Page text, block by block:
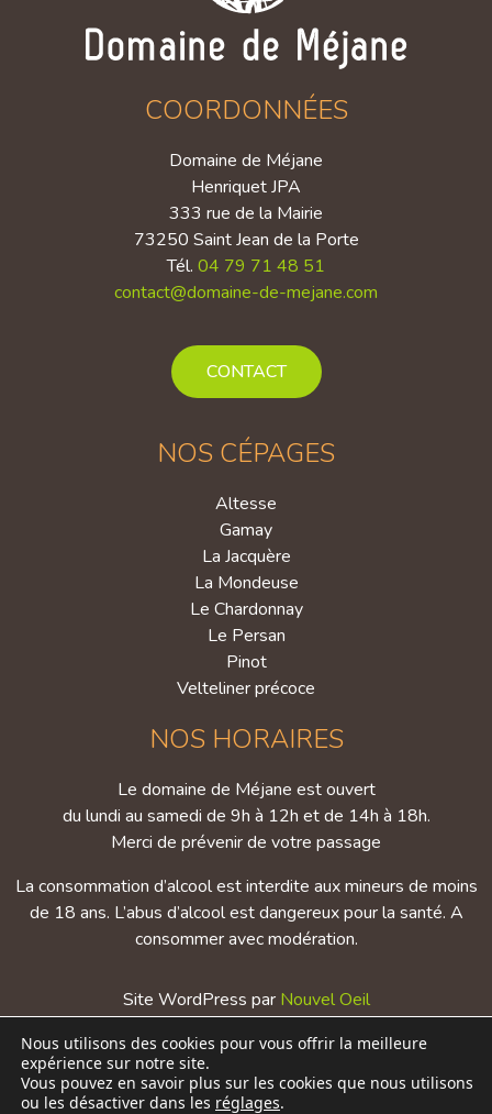
Nous utilisons des cookies pour vous offrir la meilleure
expérience sur notre site.
Vous pouvez en savoir plus sur les cookies que nous utilisons
ou les désactiver dans les réglages.
COORDONNÉES
Domaine de Méjane
Henriquet JPA
333 rue de la Mairie
73250 Saint Jean de la Porte
Tél. 04 79 71 48 51
contact@domaine-de-mejane.com
CONTACT
NOS CÉPAGES
Altesse
Gamay
La Jacquère
La Mondeuse
Le Chardonnay
Le Persan
Pinot
Velteliner précoce
NOS HORAIRES
Le domaine de Méjane est ouvert
du lundi au samedi de 9h à 12h et de 14h à 18h.
Merci de prévenir de votre passage
La consommation d’alcool est interdite aux mineurs de moins
de 18 ans. L’abus d’alcool est dangereux pour la santé. A
consommer avec modération.
Site WordPress par Nouvel Oeil
Mentions légales
Conditions générales d’utilisations
Politique de confidentialité